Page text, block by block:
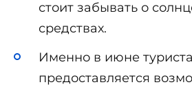
стоит забывать о
средствах.
Именно в июне
предоставляется